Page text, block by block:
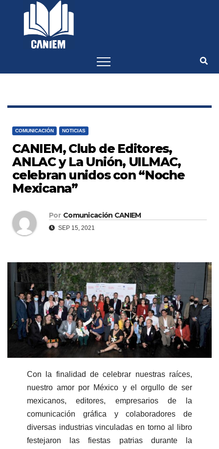
COMUNICACIÓN NOTICIAS
CANIEM, Club de Editores,
ANLAC y La Unión, UILMAC,
celebran unidos con “Noche
Mexicana”
Por Comunicación CANIEM
SEP 15, 2021
Con la finalidad de celebrar nuestras raíces,
nuestro amor por México y el orgullo de ser
mexicanos, editores, empresarios de la
comunicación gráfica y colaboradores de
diversas industrias vinculadas en torno al libro
festejaron las fiestas patrias durante la